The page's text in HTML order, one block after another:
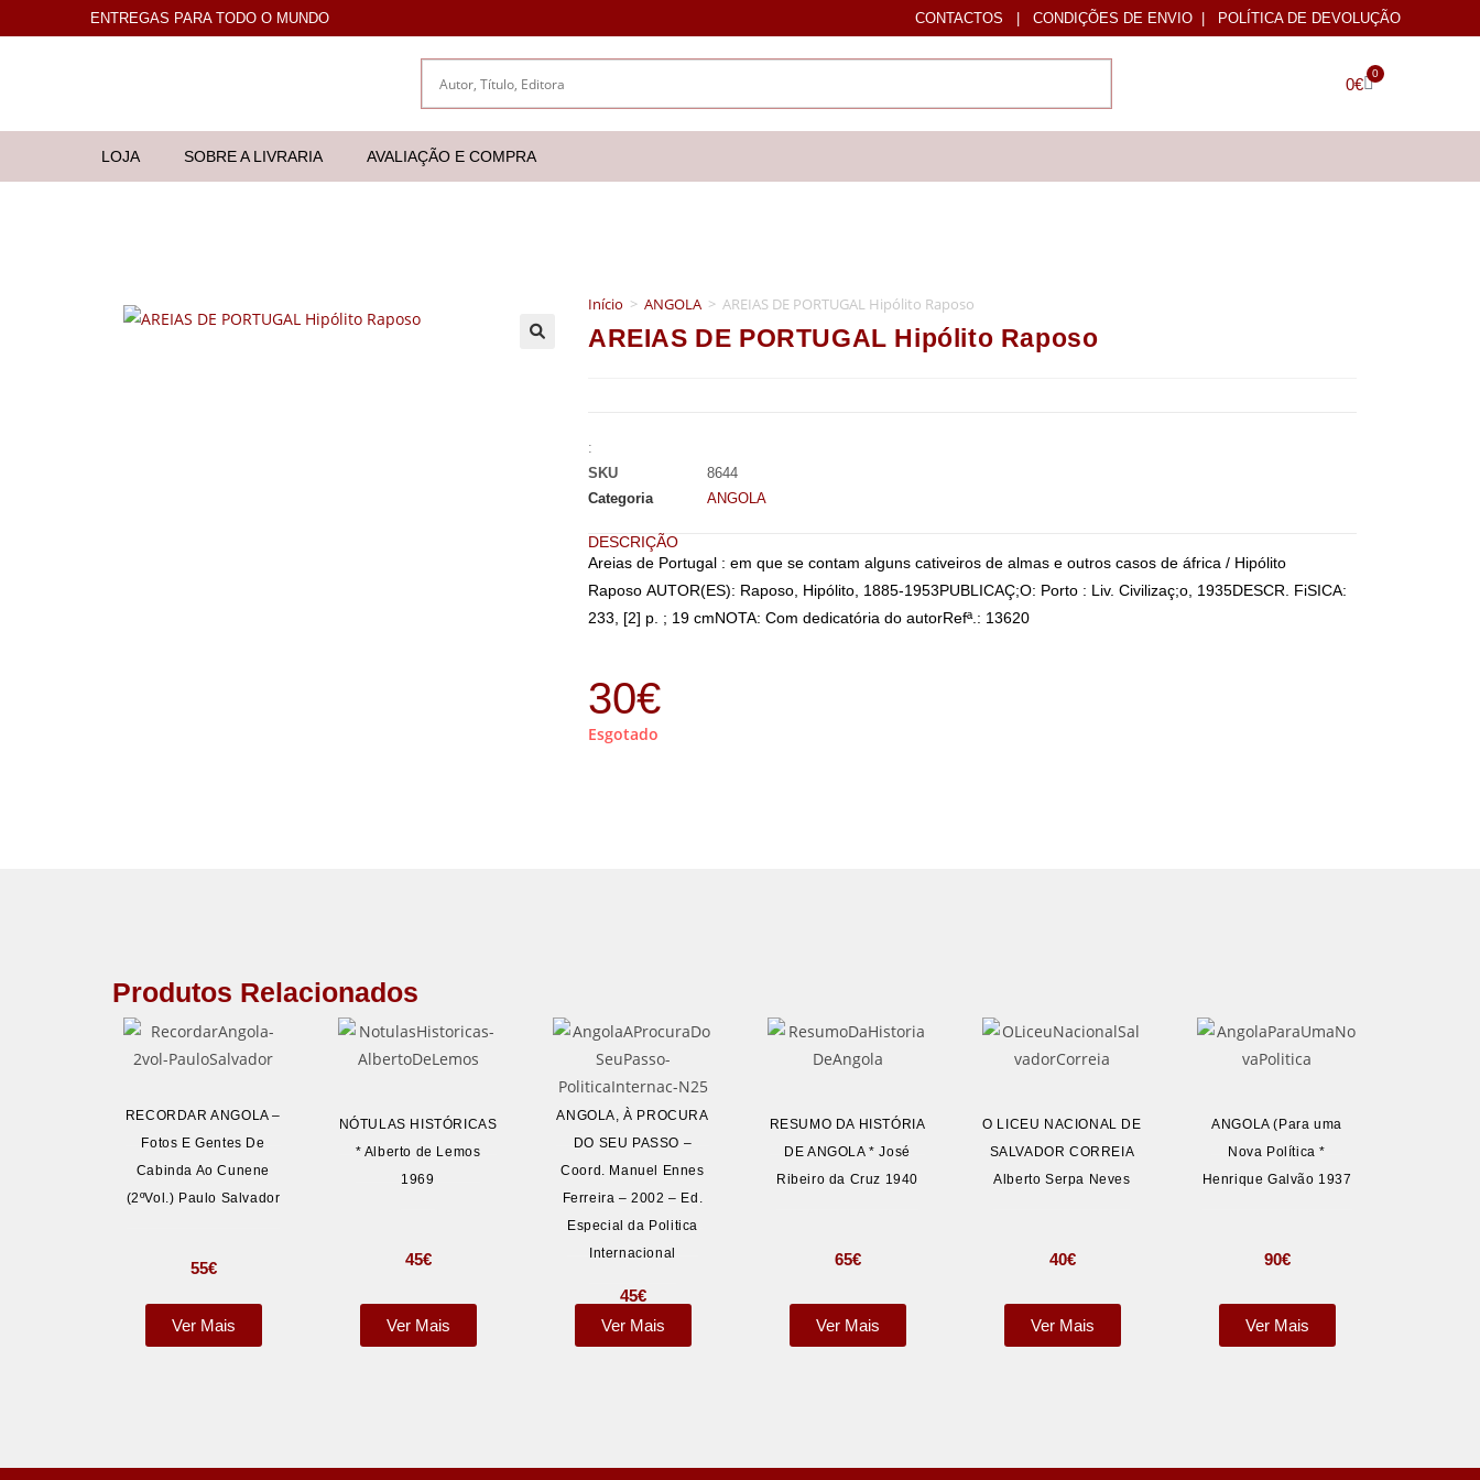
ENTREGAS PARA TODO O MUNDO CONTACTOS | CONDIÇÕES DE ENVIO | POLÍTICA DE DEVOLUÇÃO
0€
0
LOJA SOBRE A LIVRARIA AVALIAÇÃO E COMPRA
Início > ANGOLA > AREIAS DE PORTUGAL Hipólito Raposo
AREIAS DE PORTUGAL Hipólito Raposo
:
SKU
8644
Categoria
ANGOLA
DESCRIÇÃO
Areias de Portugal : em que se contam alguns cativeiros de almas e outros casos de áfrica / Hipólito
Raposo AUTOR(ES): Raposo, Hipólito, 1885-1953PUBLICAÇ;O: Porto : Liv. Civilizaç;o, 1935DESCR. FiSICA:
233, [2] p. ; 19 cmNOTA: Com dedicatória do autorRefª.: 13620
30€
Esgotado
Produtos Relacionados
RECORDAR ANGOLA –
Fotos E Gentes De
Cabinda Ao Cunene
(2ºVol.) Paulo Salvador
55€
Ver Mais
NÓTULAS HISTÓRICAS
* Alberto de Lemos
1969
45€
Ver Mais
ANGOLA, À PROCURA
DO SEU PASSO –
Coord. Manuel Ennes
Ferreira – 2002 – Ed.
Especial da Politica
Internacional
45€
Ver Mais
RESUMO DA HISTÓRIA
DE ANGOLA * José
Ribeiro da Cruz 1940
65€
Ver Mais
O LICEU NACIONAL DE
SALVADOR CORREIA
Alberto Serpa Neves
40€
Ver Mais
ANGOLA (Para uma
Nova Política *
Henrique Galvão 1937
90€
Ver Mais